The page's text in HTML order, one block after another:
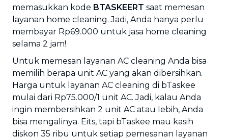
memasukkan kode BTASKEERT saat memesan
layanan home cleaning. Jadi, Anda hanya perlu
membayar Rp69.000 untuk jasa home cleaning
selama 2 jam!
Untuk memesan layanan AC cleaning Anda bisa
memilih berapa unit AC yang akan dibersihkan.
Harga untuk layanan AC cleaning di bTaskee
mulai dari Rp75.000/1 unit AC. Jadi, kalau Anda
ingin membersihkan 2 unit AC atau lebih, Anda
bisa mengalinya. Eits, tapi bTaskee mau kasih
diskon 35 ribu untuk setiap pemesanan layanan